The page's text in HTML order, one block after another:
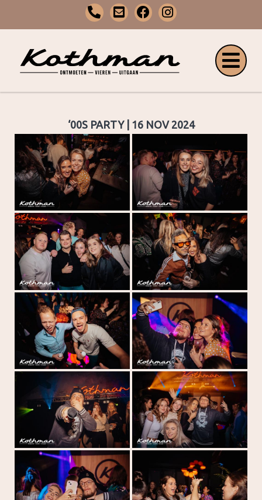
‘00S PARTY | 16 NOV 2024